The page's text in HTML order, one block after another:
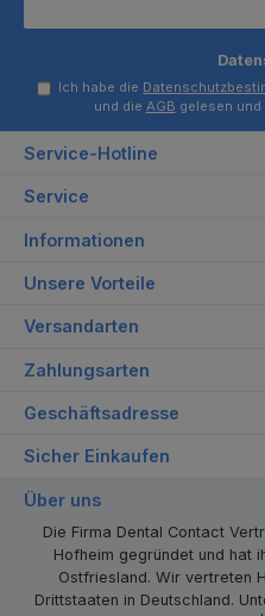
Ich habe die
und die AGB gelesen
Service-Hotline
Service
Informationen
Unsere Vorteile
Versandarten
Zahlungsarten
Geschäftsadresse
Sicher Einkaufen
Über uns
Die Firma Dental Contact
Hofheim gegründet und hat
Ostfriesland. Wir vertreten
Drittstaaten in Deutschland.